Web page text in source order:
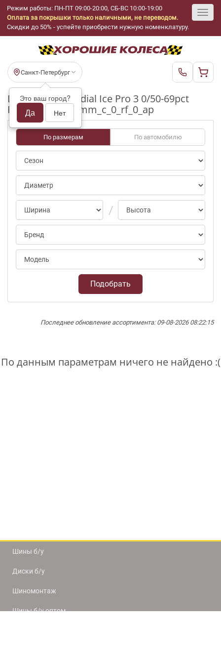
Режим работы: ПН-ПТ 09:00-20:00, СБ-ВС 10:00-19:00
Оплата за покрышки только наличными, не переводом.
Скидки до 50% - успейте приобрести нужную номенклатуру.
Санкт-Петербург
Это ваш город?
Да Нет
Шины бу GT Radial Ice Pro 3 0/50-69pct
R17_225_65_6-7mm_c_0_rf_0_ap
По размерам По автомобилю
Подобрать
Последнее обновление ассортимента: 09-08-2026 08:22:15
По данным параметрам ничего не найдено :(
Шины б/у
Диски б/у
Шиномонтаж
Шины б/у оптом